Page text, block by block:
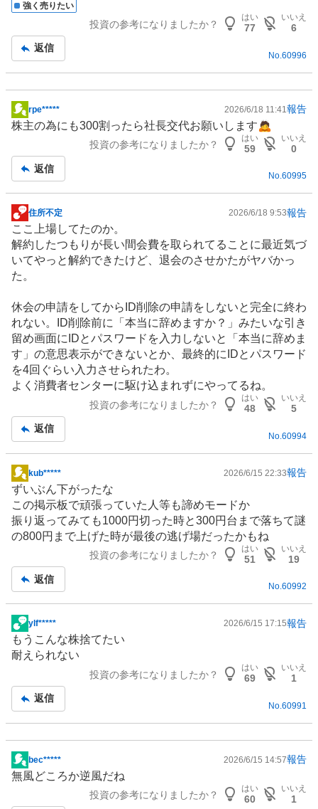
強く売りたい
投資の参考になりましたか？
はい
77
いいえ
6
返信
No. 60996
掲
示
事
rpe***** 2026/6/18 11:41 報告
株主の為にも300割ったら社長交代お願いします🙇
投資の参考になりましたか？
はい
59
いいえ
0
返信
No.60995
掲
示
板
記
事
住所不定 2026/6/18 9:53報告
ここ上場してたのか。
解約したつもりが長い間会費を取られてることに最近気づ
いてやっと解約できたけど、退会のさせかたがヤバかっ
た。
休会の申請をしてからID削除の申請をしないと完全に終わ
れない。ID削除前に「本当に辞めますか？」みたいな引き
留め画面にIDとパスワードを入力しないと「本当に辞めま
す」の意思表示ができないとか、最終的にIDとパスワード
を4回ぐらい入力させられたわ。
よく消費者センターに駆け込まれずにやってるね。
投資の参考になりましたか？
はい
48
いいえ
5
返信
No. 60994
掲
示
板
記
事
kub***** 2026/6/15 22:33報告
ずいぶん下がったな
この掲示板で頑張っていた人等も諦めモードか
振り返ってみても1000円切った時と300円台まで落ちて謎
の800円まで上げた時が最後の逃げ場だったかもね
投資の参考になりましたか？
はい
51
いいえ
19
返信
No.60992
掲
示
板
ylf***** 2026/6/15 17:15報告
もうこんな株捨てたい
耐えられない
投資の参考になりましたか？
はい
69
いいえ
1
返信
No. 60991
掲
示
bec***** 2026/6/15 14:57報告
無風どころか逆風だね
投資の参考になりましたか？
はい
60
いいえ
1